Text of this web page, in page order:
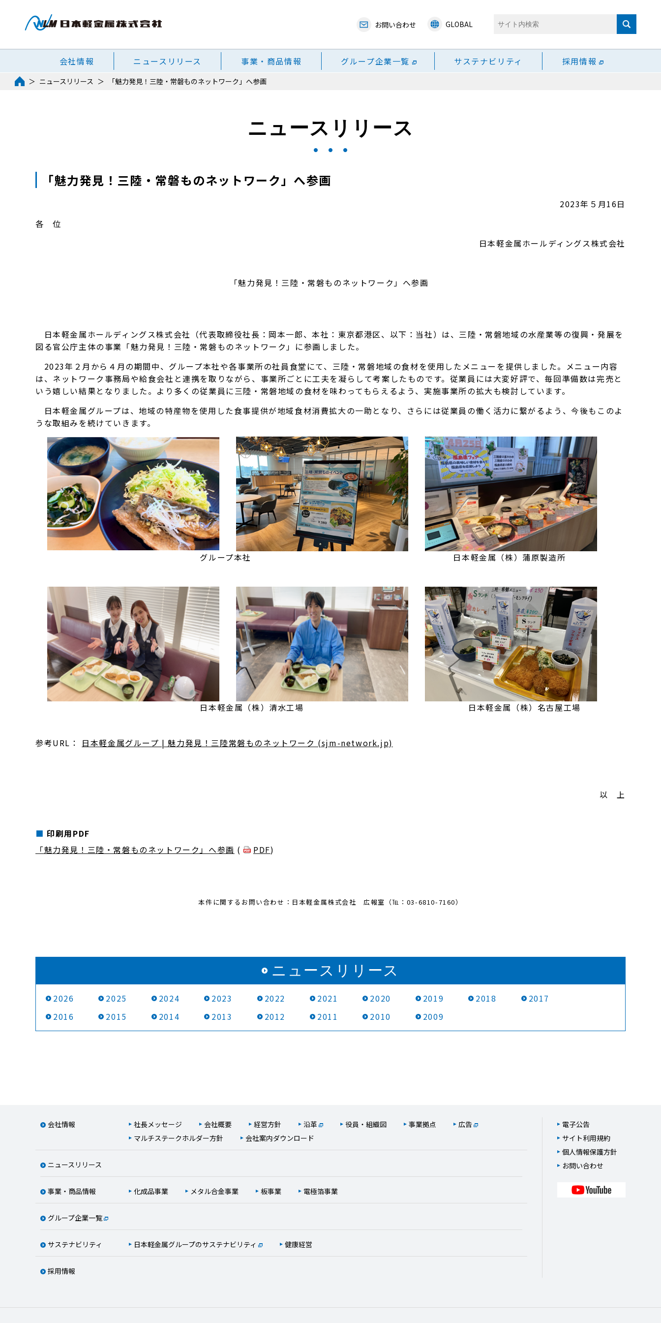
お問い合わせ GLOBAL
会社情報 ニュースリリース 事業・商品情報 グループ企業一覧 サステナビリティ 採用情報
ニュースリリース 「魅力発見！三陸・常磐ものネットワーク」へ参画
ニュースリリース
「魅力発見！三陸・常磐ものネットワーク」へ参画
2023年５月16日
各 位
日本軽金属ホールディングス株式会社
「魅力発見！三陸・常磐ものネットワーク」へ参画
日本軽金属ホールディングス株式会社（代表取締役社長：岡本一郎、本社：東京都港区、以下：当社）は、三陸・常磐地域の水産業等の復興・発展を
図る官公庁主体の事業「魅力発見！三陸・常磐ものネットワーク」に参画しました。
2023年２月から４月の期間中、グループ本社や各事業所の社員食堂にて、三陸・常磐地域の食材を使用したメニューを提供しました。メニュー内容
は、ネットワーク事務局や給食会社と連携を取りながら、事業所ごとに工夫を凝らして考案したものです。従業員には大変好評で、毎回準備数は完売と
いう嬉しい結果となりました。より多くの従業員に三陸・常磐地域の食材を味わってもらえるよう、実施事業所の拡大も検討しています。
日本軽金属グループは、地域の特産物を使用した食事提供が地域食材消費拡大の一助となり、さらには従業員の働く活力に繋がるよう、今後もこのよ
うな取組みを続けていきます。
グループ本社 日本軽金属（株）蒲原製造所
日本軽金属（株）清水工場 日本軽金属（株）名古屋工場
参考URL： 日本軽金属グループ | 魅力発見！三陸常磐ものネットワーク (sjm-network.jp)
以 上
印刷用PDF
「魅力発見！三陸・常磐ものネットワーク」へ参画 ( PDF)
本件に関するお問い合わせ：日本軽金属株式会社 広報室（℡：03-6810-7160）
ニュースリリース
2026 2025 2024 2023 2022 2021 2020 2019 2018
2017
2016
2015 2014 2013 2012 2011 2010 2009
会社情報 社長メッセージ 会社概要 経営方針 沿革 役員・組織図 事業拠点
広告
マルチステークホルダー方針
会社案内ダウンロード
ニュースリリース
事業・商品情報 化成品事業 メタル合金事業 板事業 電極箔事業
グループ企業一覧
サステナビリティ 日本軽金属グループのサステナビリティ 健康経営
採用情報
電子公告
サイト利用規約
個人情報保護方針
お問い合わせ